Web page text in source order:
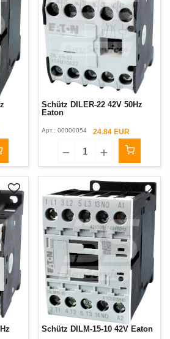
Schütz DILER-22 42V 50Hz
Eaton
Арт.: 00000054 24.84 EUR
Schütz DILM-15-10 42V Eaton